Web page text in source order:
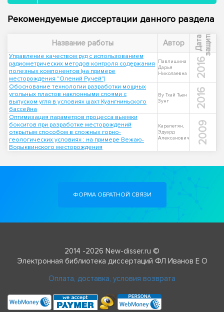
Рекомендуемые диссертации данного раздела
Название работы Автор Д
а
т
а
з
а
щ
и
т ы
Управление качеством руд с использованием
радиометрических методов контроля содержания
полезных компонентов (на примере
месторождения "Олений Ручей")
Павлишина
Дарья
Николаевна
2016
Обоснование технологии разработки мощных
угольных пластов наклонными слоями с
выпуском угля в условиях шахт Куангниньского
бассейна
Ву Тхай Тьен
Зунг
2016
Оптимизация параметров процесса выемки
бокситов при разработке месторождений
открытым способом в сложных горно-
геологических условиях : на примере Вежаю-
Ворыквинского месторождения
Карапетян,
Эдуард
Алексанович
2009
ФОРМА ОБРАТНОЙ СВЯЗИ
2014 -2026 New-disser.ru ©
Электронная библиотека диссертаций ФЛ Иванов Е О
Оплата, доставка, условия возврата